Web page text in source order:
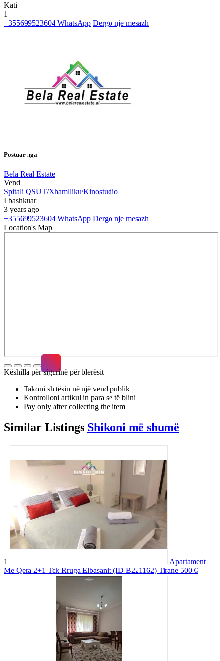
Kati
1
+355699523604 WhatsApp Dergo nje mesazh
Postuar nga
Bela Real Estate
Vend
Spitali QSUT/Xhamlliku/Kinostudio
I bashkuar
3 years ago
+355699523604 WhatsApp Dergo nje mesazh
Location's Map
Këshilla për sigurinë për blerësit
Takoni shitësin në një vend publik
Kontrolloni artikullin para se të blini
Pay only after collecting the item
Similar Listings Shikoni më shumë
1
Apartament
Me Qera 2+1 Tek Rruga Elbasanit (ID B221162) Tirane 500 €